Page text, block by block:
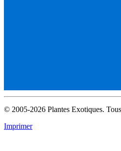
© 2005-2026 Plantes Exotiques.
Imprimer